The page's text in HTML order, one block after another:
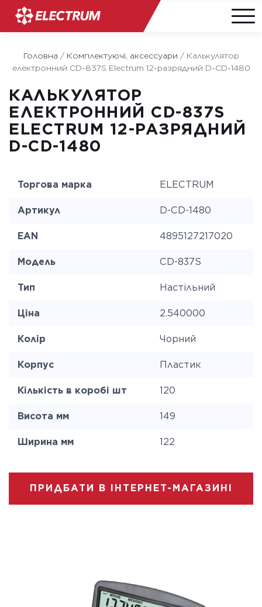
content
Головна / Комплектуючі, аксессуари / Калькулятор
електронний CD-837S Electrum 12-разрядний D-CD-1480
КАЛЬКУЛЯТОР
ЕЛЕКТРОННИЙ CD-837S
ELECTRUM 12-РАЗРЯДНИЙ
D-CD-1480
Торгова марка ELECTRUM
Артикул D-CD-1480
EAN 4895127217020
Модель CD-837S
Тип Настільний
Ціна 2.540000
Колір Чорний
Корпус Пластик
Кількість в коробі шт 120
Висота мм 149
Ширина мм 122
ПРИДБАТИ В ІНТЕРНЕТ-МАГАЗИНІ